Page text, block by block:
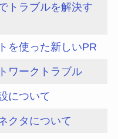
トラブルを解決す
を使った新しいPR
ワークトラブル
について
クタについて